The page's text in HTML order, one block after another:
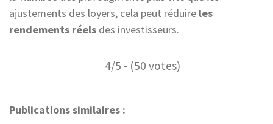
ajustements des loyers, cela peut réduire les
rendements réels des investisseurs.
4/5 - (50 votes)
Publications similaires :